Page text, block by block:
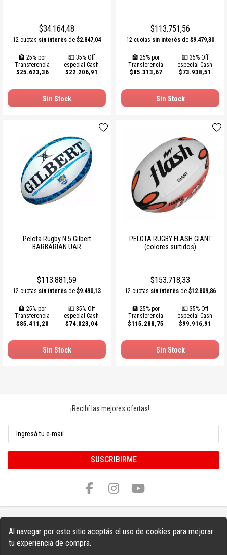
Al navegar por este sitio aceptás el uso de cookies para mejorar
tu experiencia de compra.
$34.164,48
12 cuotas sin interés de $2.847,04
🏦 25% por
Transferencia
$25.623,36
💵 35% Off
especial Cash
$22.206,91
Sin Stock
$113.751,56
12 cuotas sin interés de $9.479,30
🏦 25% por
Transferencia
$85.313,67
💵 35% Off
especial Cash
$73.938,51
Sin Stock
Pelota Rugby N 5 Gilbert
BARBARIAN UAR
$113.881,59
12 cuotas sin interés de $9.490,13
🏦 25% por
Transferencia
$85.411,20
💵 35% Off
especial Cash
$74.023,04
Sin Stock
PELOTA RUGBY FLASH GIANT
(colores surtidos)
$153.718,33
12 cuotas sin interés de $12.809,86
🏦 25% por
Transferencia
$115.288,75
💵 35% Off
especial Cash
$99.916,91
Sin Stock
¡Recibí las mejores ofertas!
SUSCRIBIRME
Copyright © 2026 Sonnos